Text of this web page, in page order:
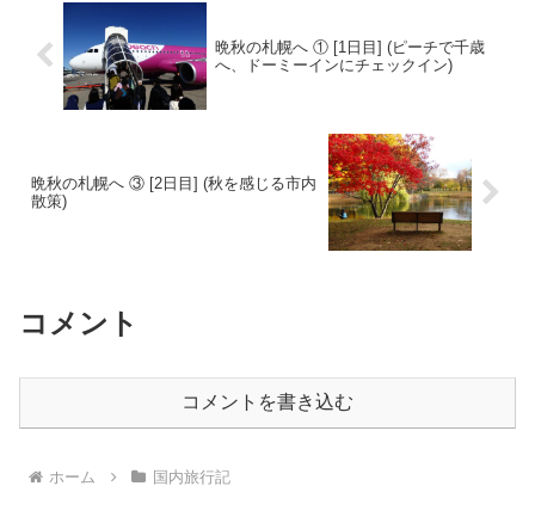
晩秋の札幌へ ① [1日目] (ピーチで千歳
へ、ドーミーインにチェックイン)
晩秋の札幌へ ③ [2日目] (秋を感じる市内
散策)
コメント
コメントを書き込む
ホーム 国内旅行記